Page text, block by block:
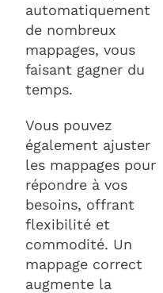
automatiquement
de nombreux
mappages, vous
faisant gagner du
temps.
Vous pouvez
également ajuster
les mappages pour
répondre à vos
besoins, offrant
flexibilité et
commodité. Un
mappage correct
augmente la